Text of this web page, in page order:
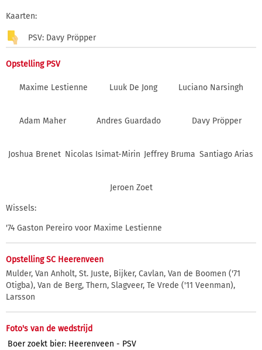
Kaarten:
PSV: Davy Pröpper
Opstelling PSV
Maxime Lestienne Luuk De Jong Luciano Narsingh
Adam Maher Andres Guardado Davy Pröpper
Joshua Brenet Nicolas Isimat-Mirin Jeffrey Bruma Santiago Arias
Jeroen Zoet
Wissels:
'74 Gaston Pereiro voor Maxime Lestienne
Opstelling SC Heerenveen
Mulder, Van Anholt, St. Juste, Bijker, Cavlan, Van de Boomen ('71
Otigba), Van de Berg, Thern, Slagveer, Te Vrede ('11 Veenman),
Larsson
Foto's van de wedstrijd
Boer zoekt bier: Heerenveen - PSV